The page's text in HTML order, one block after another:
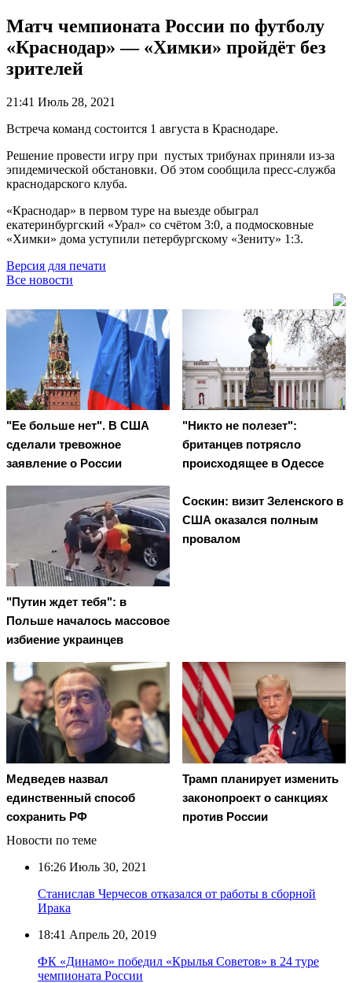
Матч чемпионата России по футболу
«Краснодар» — «Химки» пройдёт без
зрителей
21:41 Июль 28, 2021
Встреча команд состоится 1 августа в Краснодаре.
Решение провести игру при пустых трибунах приняли из-за
эпидемической обстановки. Об этом сообщила пресс-служба
краснодарского клуба.
«Краснодар» в первом туре на выезде обыграл
екатеринбургский «Урал» со счётом 3:0, а подмосковные
«Химки» дома уступили петербургскому «Зениту» 1:3.
Версия для печати
Все новости
"Ее больше нет". В США
сделали тревожное
заявление о России
"Никто не полезет":
британцев потрясло
происходящее в Одессе
"Путин ждет тебя": в
Польше началось массовое
избиение украинцев
Соскин: визит Зеленского в
США оказался полным
провалом
Медведев назвал
единственный способ
сохранить РФ
Трамп планирует изменить
законопроект о санкциях
против России
Новости по теме
16:26 Июль 30, 2021
Станислав Черчесов отказался от работы в сборной
Ирака
18:41 Апрель 20, 2019
ФК «Динамо» победил «Крылья Советов» в 24 туре
чемпионата России